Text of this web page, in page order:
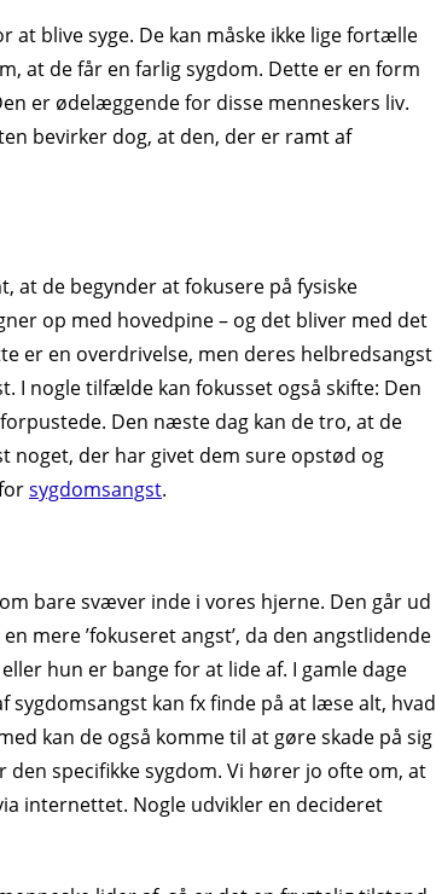
blive syge. De kan måske ikke lige fortælle
at de får en farlig sygdom. Dette er en form
er ødelæggende for disse menneskers liv.
bevirker dog, at den, der er ramt af
at de begynder at fokusere på fysiske
op med hovedpine – og det bliver med det
er en overdrivelse, men deres helbredsangst
I nogle tilfælde kan fokusset også skifte: Den
Den næste dag kan de tro, at de
der har givet dem sure opstød og
sygdomsangst.
bare svæver inde i vores hjerne. Den går ud
mere ’fokuseret angst’, da den angstlidende
hun er bange for at lide af. I gamle dage
kan fx finde på at læse alt, hvad
kan de også komme til at gøre skade på sig
specifikke sygdom. Vi hører jo ofte om, at
internettet. Nogle udvikler en decideret